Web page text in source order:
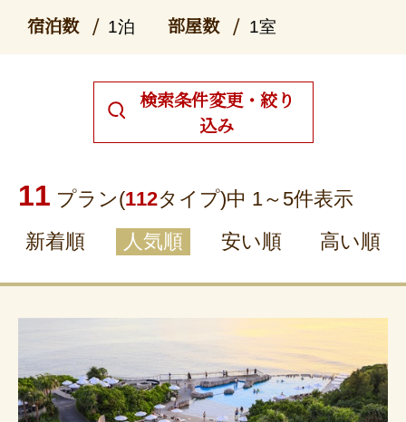
宿泊数 1泊 部屋数 1室
検索条件変更・絞り
込み
11 プラン(112タイプ)中 1～ 5件表示
新着順
人気順 安い順 高い順